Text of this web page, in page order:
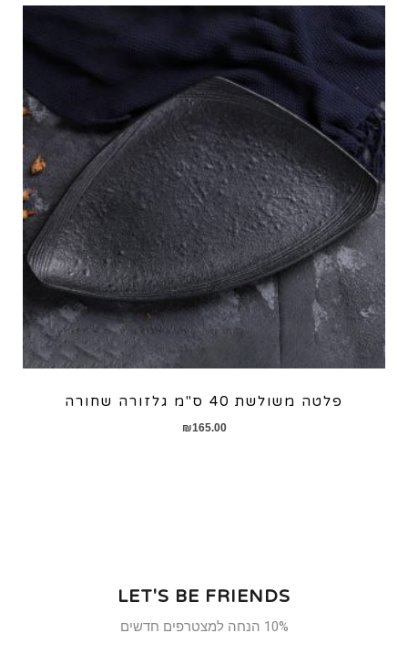
פלטה משולשת 40 ס"מ גלזורה שחורה
₪165.00
LET'S BE FRIENDS
10% הנחה למצטרפים חדשים